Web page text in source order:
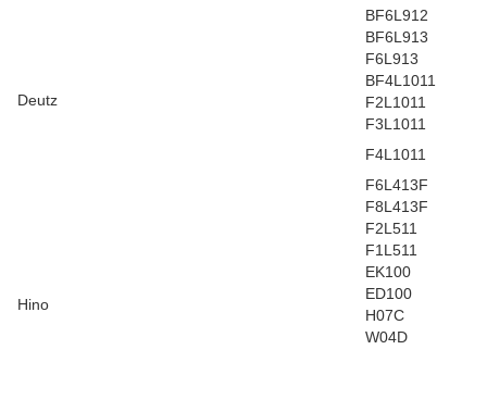
Deutz
BF6L912
BF6L913
F6L913
BF4L1011
F2L1011
F3L1011
F4L1011
F6L413F
F8L413F
F2L511
F1L511
Hino
EK100
ED100
H07C
W04D